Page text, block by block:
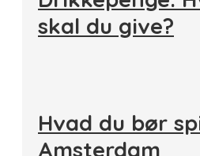
skal du give?
Hvad du bør
Amsterdam